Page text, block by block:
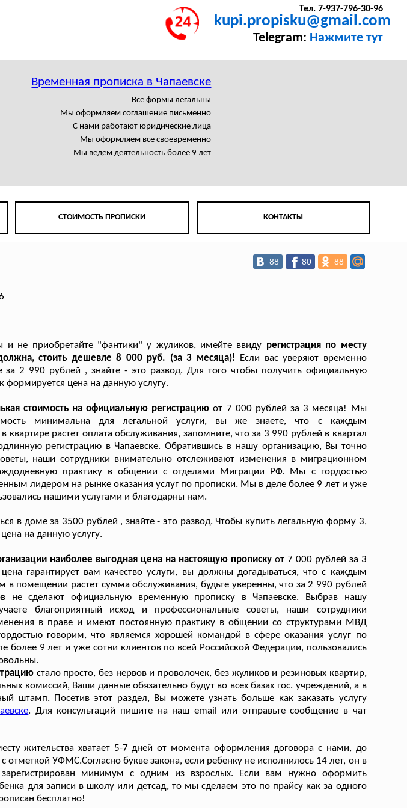
Тел. 7-937-796-30-96
kupi.propisku@gmail.com
Telegram: Нажмите тут
Временная прописка в Чапаевске
Все формы легальны
Мы оформляем соглашение письменно
С нами работают юридические лица
Мы оформляем все своевременно
Мы ведем деятельность более 9 лет
СТОИМОСТЬ ПРОПИСКИ КОНТАКТЫ
88 80 88
и не приобретайте "фантики" у жуликов, имейте ввиду регистрация по месту
стоить дешевле 8 000 руб. (за 3 месяца)!
Если вас уверяют временно
за 2 990 рублей , знайте - это развод. Для того чтобы получить официальную
формируется цена на данную услугу.
стоимость на официальную регистрациюот 7 000 рублей за 3 месяца! Мы
минимальна для легальной услуги, вы же знаете, что с каждым
растет оплата обслуживания, запомните, что за 3 990 рублей в квартал
регистрацию в Чапаевске. Обратившись в нашу организацию, Вы точно
наши сотрудники внимательно отслеживают изменения в миграционном
практику в общении с отделами Миграции РФ. Мы с гордостью
лидером на рынке оказания услуг по прописки. Мы в деле более 9 лет и уже
нашими услугами и благодарны нам.
в доме за 3500 рублей , знайте - это развод. Чтобы купить легальную форму 3,
на данную услугу.
наиболее выгодная цена на настоящую прописку от 7 000 рублей за 3
гарантирует вам качество услуги, вы должны догадываться, что с каждым
в помещении растет сумма обслуживания, будьте уверенны, что за 2 990 рублей
не сделают официальную временную прописку в Чапаевске. Выбрав нашу
благоприятный исход и профессиональные советы, наши сотрудники
в праве и имеют постоянную практику в общении со структурами МВД
говорим, что являемся хорошей командой в сфере оказания услуг по
более 9 лет и уже сотни клиентов по всей Российской Федерации, пользовались
стало просто, без нервов и проволочек, без жуликов и резиновых квартир,
комиссий, Ваши данные обязательно будут во всех базах гос. учреждений, а в
штамп. Посетив этот раздел, Вы можете узнать больше как заказать услугу
. Для консультаций пишите на наш email или отправьте сообщение в чат
жительства хватает 5-7 дней от момента оформления договора с нами, до
отметкой УФМС.Согласно букве закона, если ребенку не исполнилось 14 лет, он в
минимум с одним из взрослых. Если вам нужно оформить
для записи в школу или детсад, то мы сделаем это по прайсу как за одного
бесплатно!